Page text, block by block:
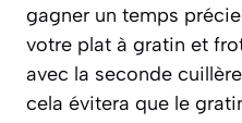
gagner un temps
votre plat à gratin et
avec la seconde
cela évitera que le